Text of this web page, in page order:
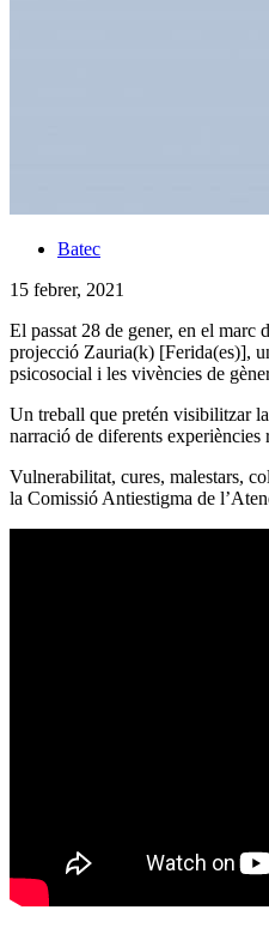
Batec
15 febrer, 2021
El passat 28 de gener, en el
projecció Zauria(k) [Ferida(es)],
psicosocial i les vivències de
Un treball que pretén visibilitzar
narració de diferents
Vulnerabilitat, cures, malestars,
la Comissió Antiestigma de